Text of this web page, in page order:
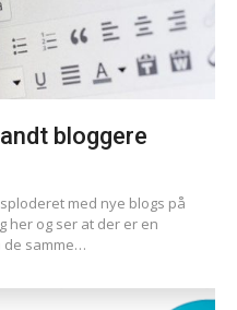
bloggere
med nye blogs på
her og ser at der er en
de samme…